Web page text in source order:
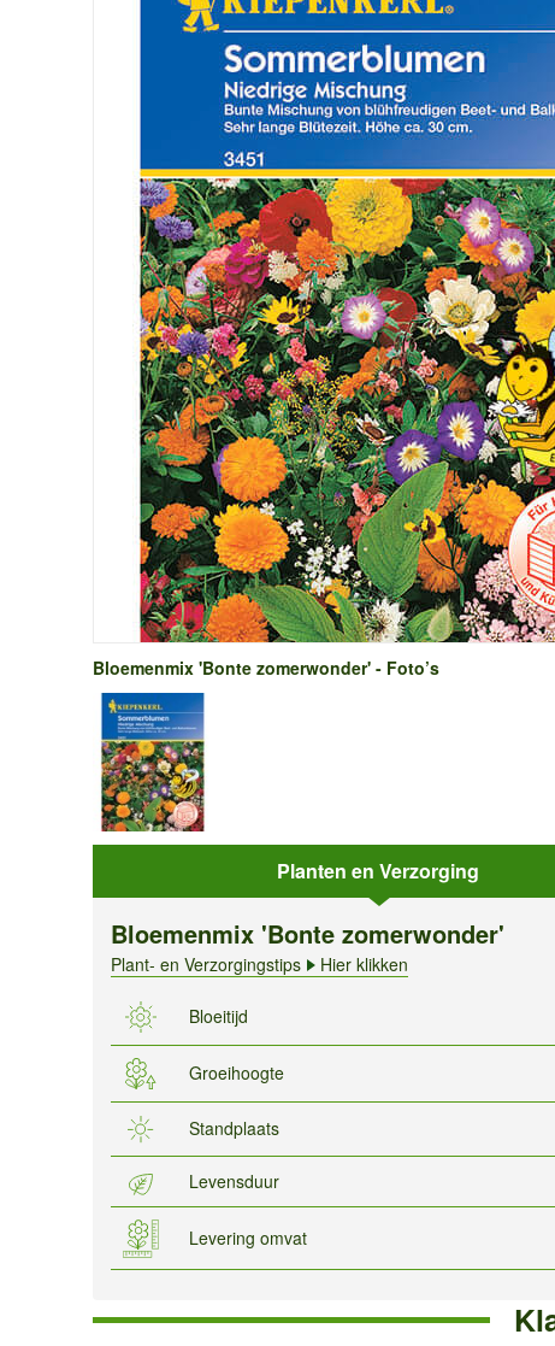
Bloemenmix 'Bonte zomerwonder' - Foto’s
Planten en Verzorging
Bloemenmix 'Bonte zomerwonder'
Plant- en Verzorgingstips Hier klikken
Bloeitijd
Groeihoogte
Standplaats
Levensduur
Levering omvat